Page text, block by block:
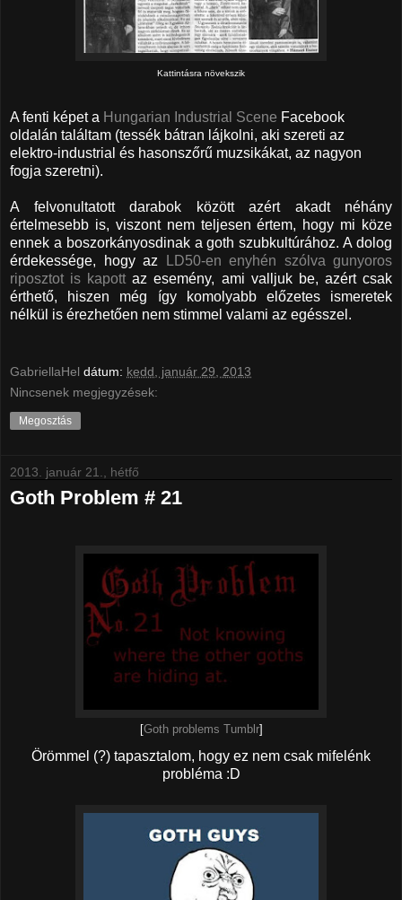
Kattintásra növekszik
A fenti képet a Hungarian Industrial Scene Facebook
oldalán találtam (tessék bátran lájkolni, aki szereti az
elektro-industrial és hasonszőrű muzsikákat, az nagyon
fogja szeretni).
A felvonultatott darabok között azért akadt néhány
értelmesebb is, viszont nem teljesen értem, hogy mi köze
ennek a boszorkányosdinak a goth szubkultúrához. A dolog
érdekessége, hogy az
LD50-en enyhén szólva gunyoros
riposztot is kapott az esemény, ami valljuk be, azért csak
érthető, hiszen még így komolyabb előzetes ismeretek
nélkül is érezhetően nem stimmel valami az egésszel.
GabriellaHel dátum: kedd, január 29, 2013
Nincsenek megjegyzések:
Megosztás
2013. január 21., hétfő
Goth Problem # 21
[Goth problems Tumblr]
Örömmel (?) tapasztalom, hogy ez nem csak mifelénk
probléma :D